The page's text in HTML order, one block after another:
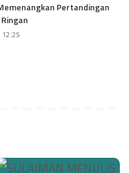
Pertandingan